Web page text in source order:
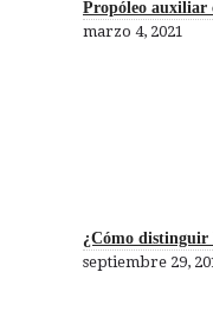
Propóleo auxiliar
marzo 4, 2021
¿Cómo
septiembre 29,